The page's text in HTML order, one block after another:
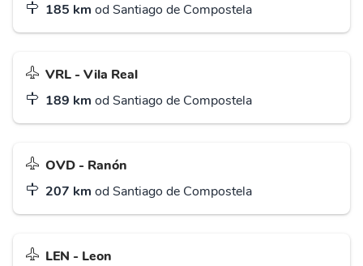
185 km od Santiago de Compostela
VRL - Vila Real
189 km od Santiago de Compostela
OVD - Ranón
207 km od Santiago de Compostela
LEN - Leon